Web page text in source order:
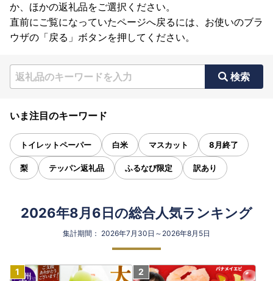
か、ほかの返礼品をご選択ください。
直前にご覧になっていたページへ戻るには、お使いのブラ
ウザの「戻る」ボタンを押してください。
検索
いま注目のキーワード
トイレットペーパー 白米 マスカット 8月終了
梨 テッパン返礼品 ふるなび限定 訳あり
2026年8月6日の総合人気ランキング
集計期間： 2026年7月30日～2026年8月5日